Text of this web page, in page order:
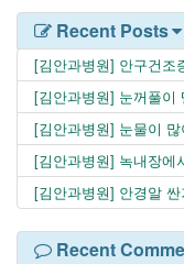
Recent Posts
[김안과병원] 안구건조
[김안과병원] 눈꺼풀이
[김안과병원] 눈물이
[김안과병원] 녹내장에
[김안과병원] 안경알
Recent